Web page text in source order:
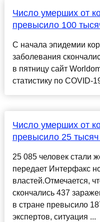
Число умерших от
превысило 100
С начала эпидемии
заболевания
в пятницу сайт
статистику по COVID-
Число умерших от
превысило 25 тысяч
25 085 человек стали
передает Интерфакс
властей.Отмечается,
скончались 437
в стране превысило
экспертов, ситуация ...